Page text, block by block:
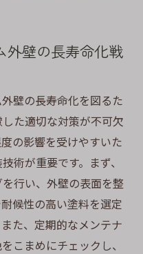
外壁の長寿命化戦
壁の長寿命化を図るた
た適切な対策が不可欠
の影響を受けやすいた
術が重要です。まず、
行い、外壁の表面を整
候性の高い塗料を選定
た、定期的なメンテナ
こまめにチェックし、